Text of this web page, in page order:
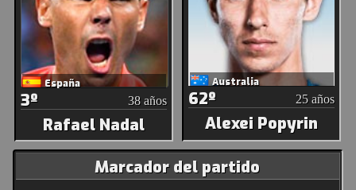
España
3º 38 años
Rafael Nadal
Australia
62º 25 años
Alexei Popyrin
Marcador del partido